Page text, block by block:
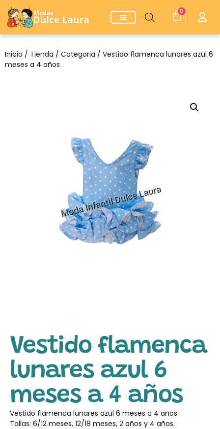
0
Inicio / Tienda / Categoria / Vestido flamenca lunares azul 6
meses a 4 años
Vestido flamenca
lunares azul 6
meses a 4 años
Vestido flamenca lunares azul 6 meses a 4 años.
Tallas: 6/12 meses, 12/18 meses, 2 años y 4 años.